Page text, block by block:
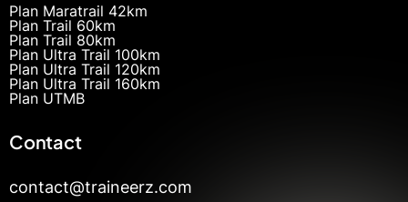
Plan Maratrail 42km
Plan Trail 60km
Plan Trail 80km
Plan Ultra Trail 100km
Plan Ultra Trail 120km
Plan Ultra Trail 160km
Plan UTMB
Contact
contact@traineerz.com